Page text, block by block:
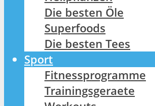
Die besten Öle
Superfoods
Die besten Tees
Sport
Fitnessprogramme
Trainingsgeraete